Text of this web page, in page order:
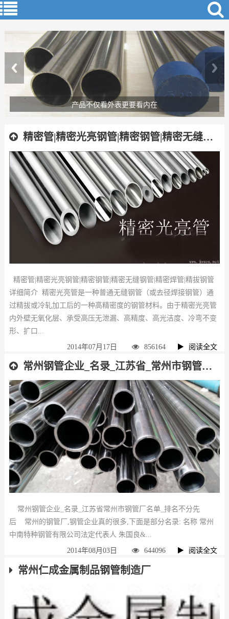
产品不仅看外表更要看内在
精密管|精密光亮钢管|精密钢管|精密无缝钢管|精密焊管|精拔钢管
精密管|精密光亮钢管|精密钢管|精密无缝钢管|精密焊管|精拔钢管
详细简介 精密光亮管是一种普通无缝钢管（或去径焊接钢管）通
过精拔或冷轧加工后的一种高精密度的钢管材料。由于精密光亮管
内外壁无氧化层、承受高压无泄漏、高精度、高光洁度、冷弯不变
形、扩口...
2014年07月17日 856164 阅读全文
常州钢管企业_名录_江苏省_常州市钢管厂_名单_排名_不分先后
常州钢管企业_名录_江苏省常州市钢管厂名单_排名不分先
后 常州的钢管厂,钢管企业真的很多,下面是部分名录: 名称 常州
中南特种钢管有限公司法定代表人 朱国良&...
2014年08月03日 644096 阅读全文
常州仁成金属制品钢管制造厂